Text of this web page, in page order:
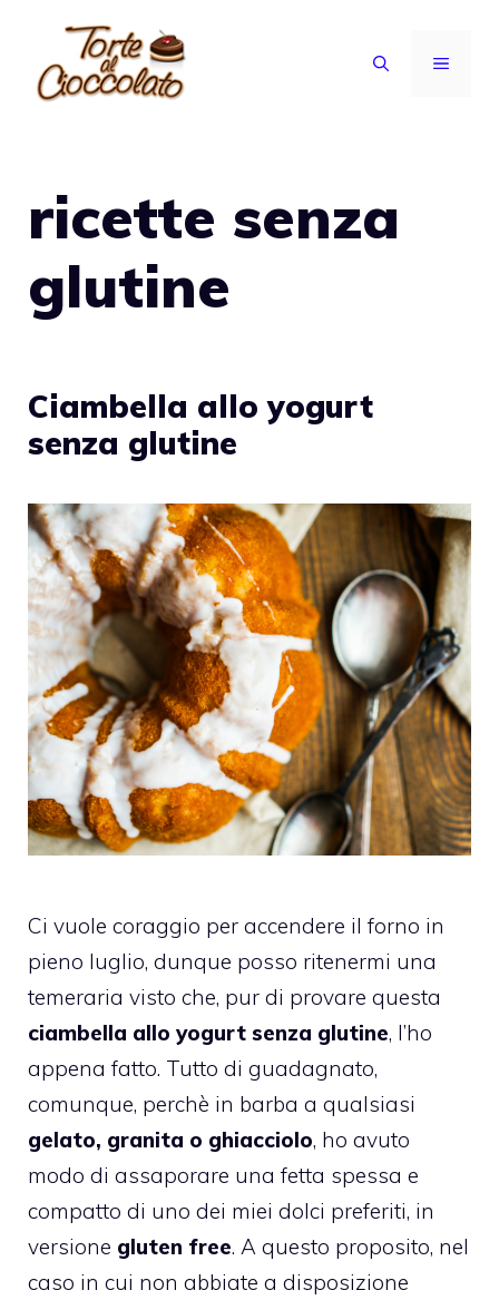
contenuto
MENU
ricette senza
glutine
Ciambella allo yogurt
senza glutine
Ci vuole coraggio per accendere il forno in
pieno luglio, dunque posso ritenermi una
temeraria visto che, pur di provare questa
ciambella allo yogurt senza glutine, l’ho
appena fatto. Tutto di guadagnato,
comunque, perchè in barba a qualsiasi
gelato, granita o ghiacciolo, ho avuto
modo di assaporare una fetta spessa e
compatto di uno dei miei dolci preferiti, in
versione gluten free. A questo proposito, nel
caso in cui non abbiate a disposizione